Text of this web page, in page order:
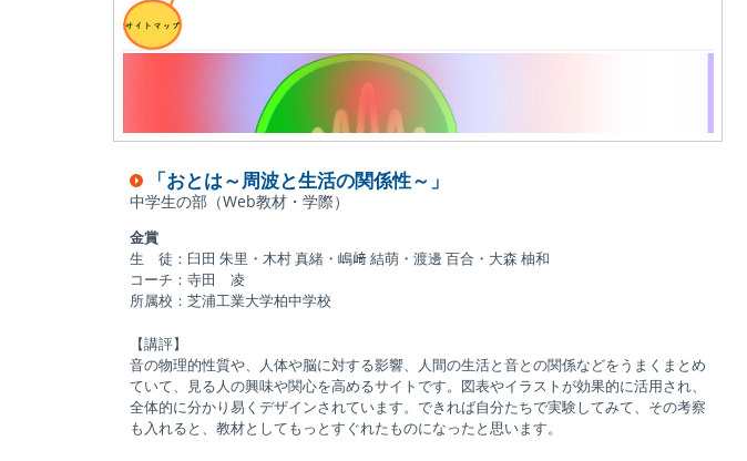
「おとは～周波と生活の関係性～」
中学生の部（Web教材・学際）
金賞
生 徒：臼田 朱里・木村 真緒・嶋﨑 結萌・渡邊 百合・大森 柚和
コーチ：寺田 凌
所属校：芝浦工業大学柏中学校
【講評】
音の物理的性質や、人体や脳に対する影響、人間の生活と音との関係などをうまくまとめ
ていて、見る人の興味や関心を高めるサイトです。図表やイラストが効果的に活用され、
全体的に分かり易くデザインされています。できれば自分たちで実験してみて、その考察
も入れると、教材としてもっとすぐれたものになったと思います。